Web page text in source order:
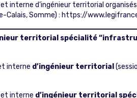
d’ingénieur territorial
Calais, Somme) : https://
territorial spécialité
interne d’ingénieur territorial
interne d’ingénieur territorial